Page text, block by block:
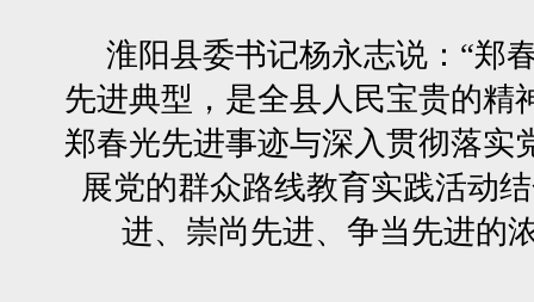
淮阳县委书记杨永志说：“郑
先进典型，是全县人民宝贵的精
郑春光先进事迹与深入贯彻落实
展党的群众路线教育实践活动
进、崇尚先进、争当先进的